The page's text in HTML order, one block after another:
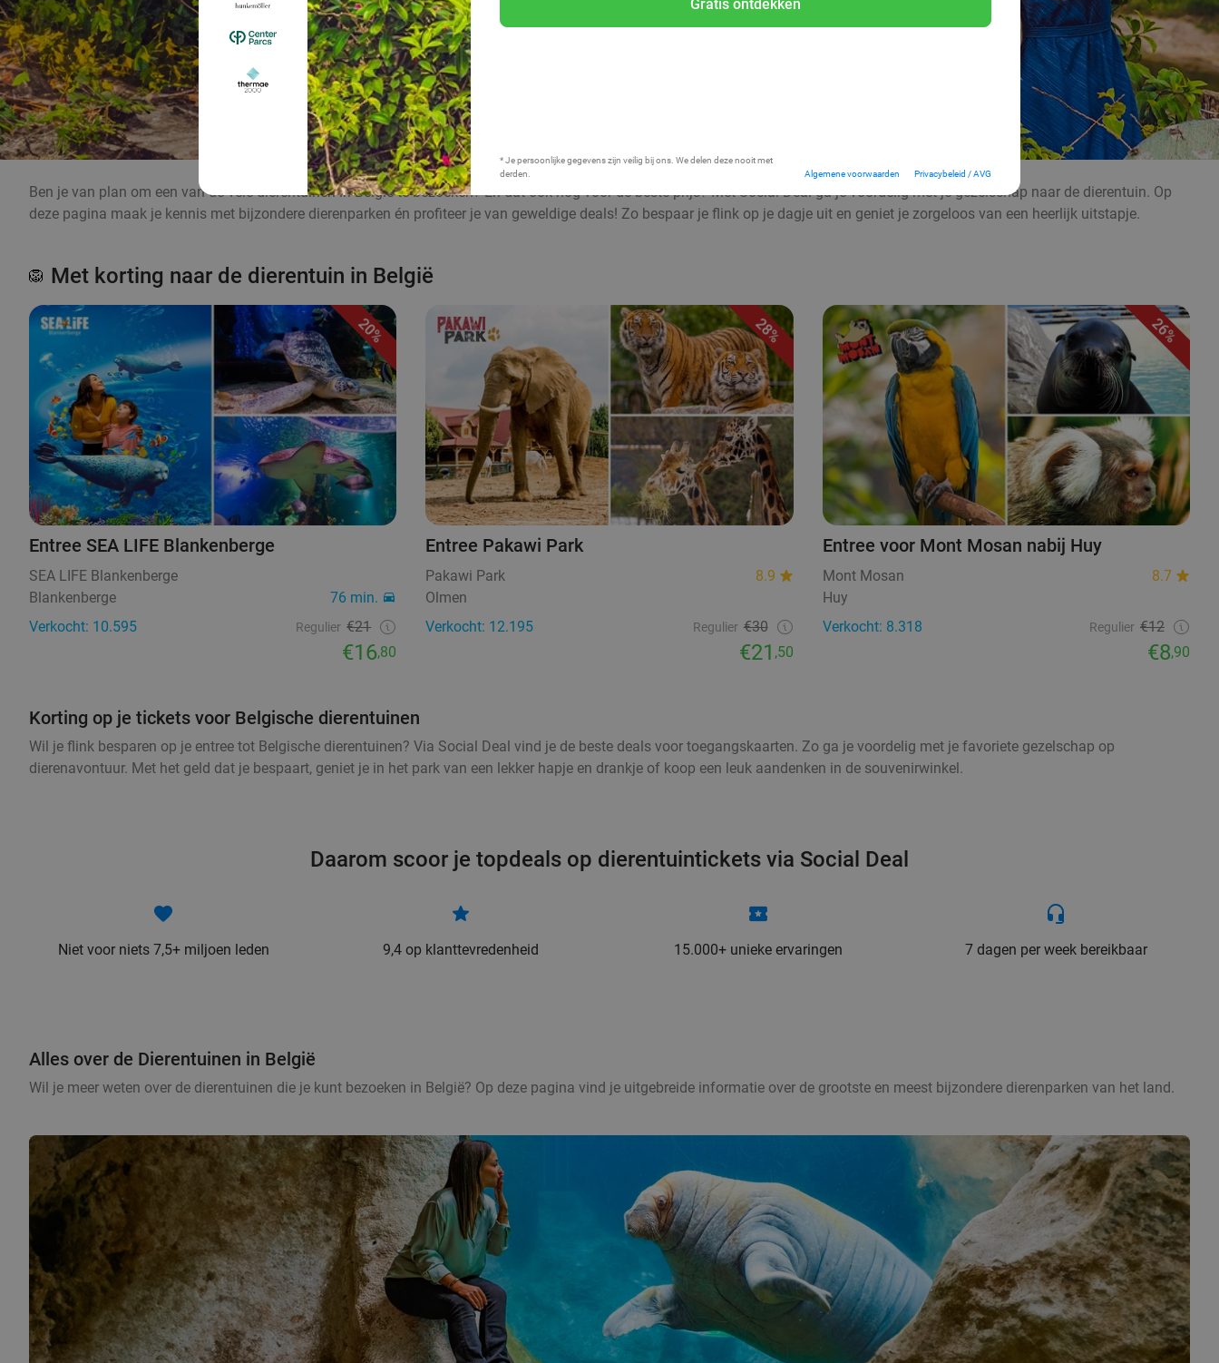
Gratis ontdekken
* Je persoonlijke gegevens zijn veilig bij ons. We delen deze nooit met
derden.
Algemene voorwaarden Privacybeleid / AVG
Ben je van plan om een van de vele dierentuinen in België te bezoeken? En dat ook nog voor de beste prijs? Met Social Deal ga je voordelig met je gezelschap naar de dierentuin. Op
deze pagina maak je kennis met bijzondere dierenparken én profiteer je van geweldige deals! Zo bespaar je flink op je dagje uit en geniet je zorgeloos van een heerlijk uitstapje.
🦁 Met korting naar de dierentuin in België
20%
Entree SEA LIFE Blankenberge
SEA LIFE Blankenberge
Blankenberge
76 min.
Verkocht: 10.595
Regulier €21
€16,80
28%
Entree Pakawi Park
Pakawi Park
8.9
Olmen
Verkocht: 12.195
Regulier €30
€21 ,50
26%
Entree voor Mont Mosan nabij Huy
Mont Mosan
8.7
Huy
Verkocht: 8.318
Regulier €12
€8,90
Korting op je tickets voor Belgische dierentuinen
Wil je flink besparen op je entree tot Belgische dierentuinen? Via Social Deal vind je de beste deals voor toegangskaarten. Zo ga je voordelig met je favoriete gezelschap op
dierenavontuur. Met het geld dat je bespaart, geniet je in het park van een lekker hapje en drankje of koop een leuk aandenken in de souvenirwinkel.
Daarom scoor je topdeals op dierentuintickets via Social Deal
Niet voor niets 7,5+ miljoen leden 9,4 op klanttevredenheid 15.000+ unieke ervaringen 7 dagen per week bereikbaar
Alles over de Dierentuinen in België
Wil je meer weten over de dierentuinen die je kunt bezoeken in België? Op deze pagina vind je uitgebreide informatie over de grootste en meest bijzondere dierenparken van het land.